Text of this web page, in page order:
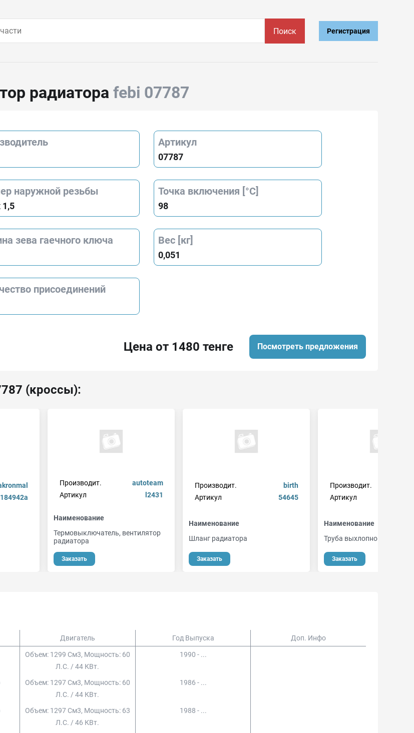
Поиск Регистрация
радиатора febi 07787
Артикул
07787
наружной резьбы
1,5
Точка включения [°С]
98
зева гаечного ключа Вес [кг]
0,051
присоединений
Цена от 1480 тенге Посмотреть предложения
(кроссы):
184942a
Производит.
autoteam
Артикул
l2431
Наименование
Термовыключатель, вентилятор
радиатора
Заказать
Производит.
birth
Артикул
54645
Наименование
Шланг радиатора
Заказать
Производит.
Артикул
Наименование
Труба выхлопного газа
Заказать
Двигатель Год Выпуска Доп. Инфо
Объем: 1299 См3, Мощность: 60
Л.с. / 44 КВт.
1990 - ...
Объем: 1297 См3, Мощность: 60
Л.с. / 44 КВт.
1986 - ...
Объем: 1297 См3, Мощность: 63
Л.с. / 46 КВт.
1988 - ...